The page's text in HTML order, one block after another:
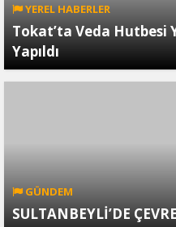
YEREL HABERLER
Tokat’ta Veda Hutbesi
Yapıldı
GÜNDEM
SULTANBEYLİ’DE